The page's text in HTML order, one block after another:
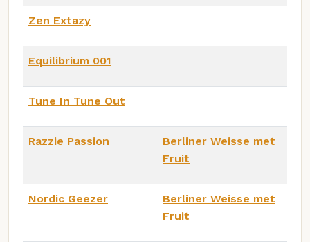
Zen Extazy
Equilibrium 001
Tune In Tune Out
Razzie Passion
Berliner Weisse met
Fruit
Nordic Geezer
Berliner Weisse met
Fruit